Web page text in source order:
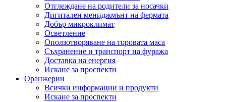
Отглеждане на родители за носачки
Дигитален мениджмънт на фермата
Добър микроклимат
Осветление
Оползотворяване на торовата маса
Съхранение и транспорт на фуража
Доставка на енергия
Искане за проспекти
Оранжерии
Всички информации и продукти
Искане за проспекти